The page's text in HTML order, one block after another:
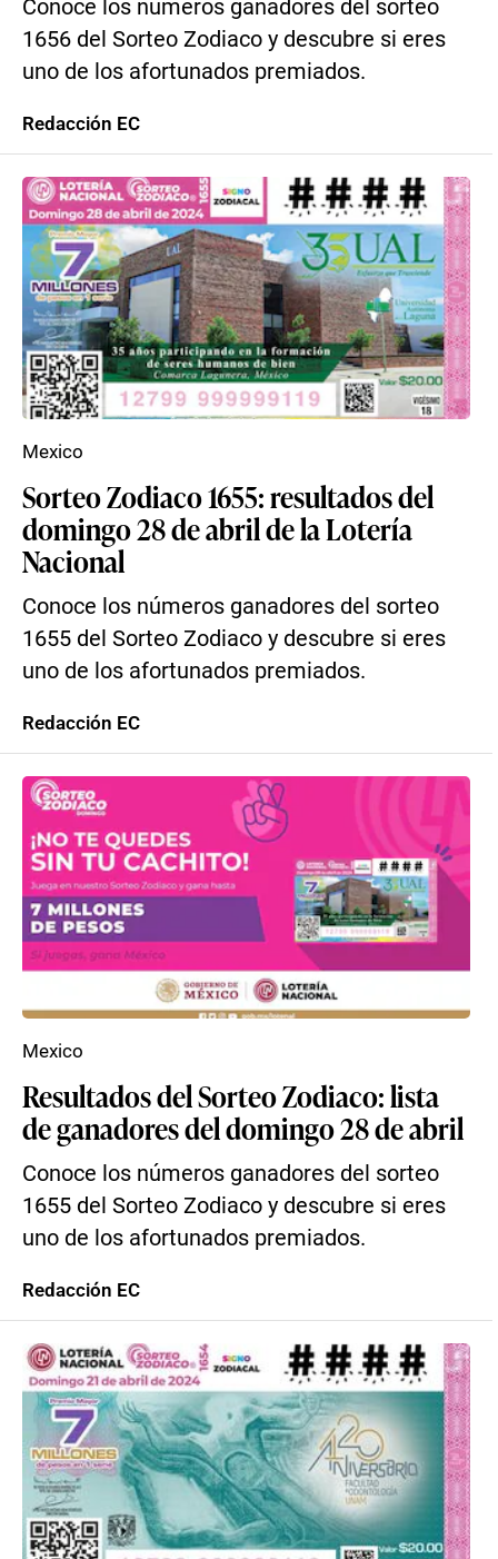
Conoce los números ganadores del sorteo
1656 del Sorteo Zodiaco y descubre si eres
uno de los afortunados premiados.
Redacción EC
Sorteo Zodiaco 1655: resultados del
domingo 28 de abril de la Lotería
Nacional
Conoce los números ganadores del sorteo
1655 del Sorteo Zodiaco y descubre si eres
uno de los afortunados premiados.
Mexico
Redacción EC
Resultados del Sorteo Zodiaco: lista
de ganadores del domingo 28 de abril
Conoce los números ganadores del sorteo
1655 del Sorteo Zodiaco y descubre si eres
uno de los afortunados premiados.
Mexico
Redacción EC